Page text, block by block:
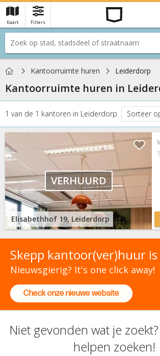
Kaart Filters
Je hebt nog geen favorieten
HomeKantoorruimte huren Leiderdorp
Kantoorruimte huren in
1 van de 1 kantoren in Leiderdorp Sorteer
Populair
Prijs
Elisabethhof 19, Leiderdorp
VERHUURD
Skepp kantoor(ver)huur
Nieuwsgierig? It's one click away!
Check onze nieuwe website
Niet gevonden wat je
helpen zoeken!